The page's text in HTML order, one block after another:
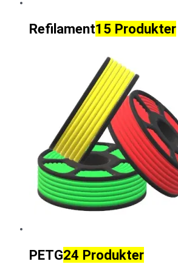
Refilament15 Produkter
PETG24 Produkter